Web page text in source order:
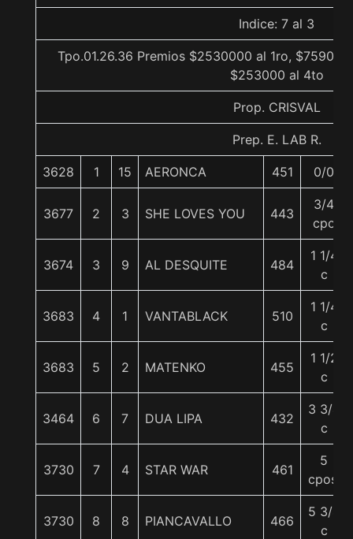
Indice: 7 al 3
Tpo.01.26.36 Premios $2530000 al 1ro,
$253000 al 4to
Prop. CRISVAL
Prep. E. LAB R.
3628 1 15 AERONCA 451 0/0
3677 2 3 SHE LOVES YOU 443
3/4
cpo
3674 3 9 AL DESQUITE 484
1 1/4
c
3683 4 1 VANTABLACK 510
1 1/4
c
3683 5 2 MATENKO 455
1 1/2
c
3464 6 7 DUA LIPA 432
3 3/4
c
3730 7 4 STAR WAR 461
5
cpos.
3730 8 8 PIANCAVALLO 466
5 3/4
c